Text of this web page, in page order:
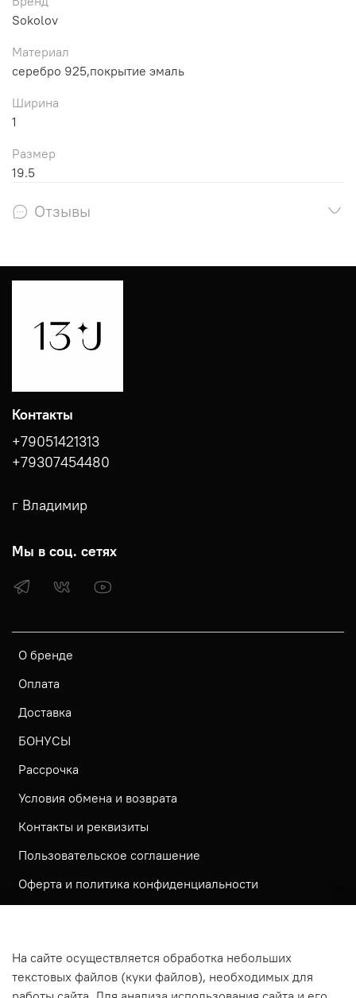
Sokolov
Материал
серебро 925,покрытие эмаль
Ширина
1
Размер
19.5
Отзывы
О бренде
Оплата
Доставка
БОНУСЫ
Рассрочка
Условия обмена и возврата
Контакты и реквизиты
Пользовательское соглашение
Оферта и политика конфиденциальности
Согласие посетителя сайта на обработку
персональных данных
Контакты
+79051421313
+79307454480
г Владимир
Мы в соц. сетях
На сайте осуществляется обработка небольших
текстовых файлов (куки файлов), необходимых для